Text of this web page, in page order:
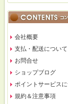
会社概要
支払・配送について
お問合せ
ショップブログ
ポイントサービス
規約＆注意事項